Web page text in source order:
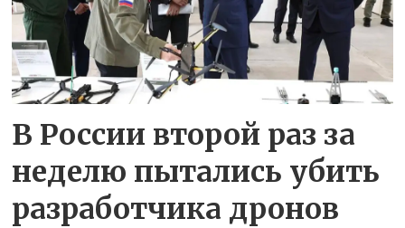
В России второй раз за
неделю пытались убить
разработчика дронов